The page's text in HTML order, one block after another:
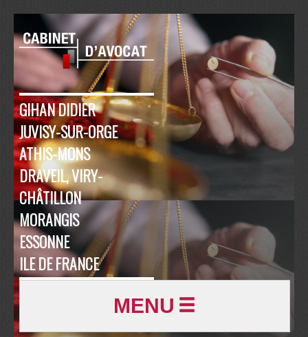
GIHAN DIDIER
JUVISY-SUR-ORGE
ATHIS-MONS
DRAVEIL, VIRY-
CHÂTILLON
MORANGIS
ESSONNE
ILE DE FRANCE
MENU